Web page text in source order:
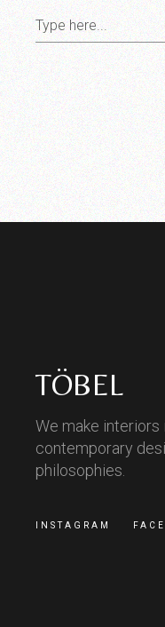
TÖBEL
We make
contemporary
philosophies.
INSTAGRAM